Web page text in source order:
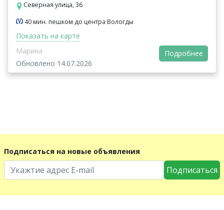
Северная улица, 36
40 мин. пешком до центра Вологды
Показать на карте
Марина
Обновлено 14.07.2026
Подробнее
Подписаться на новые объявления
Подписаться